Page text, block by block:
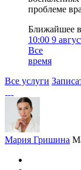
проблеме
Ближайшее
10:00 9
Все
время
Все услуги
Мария Гришина